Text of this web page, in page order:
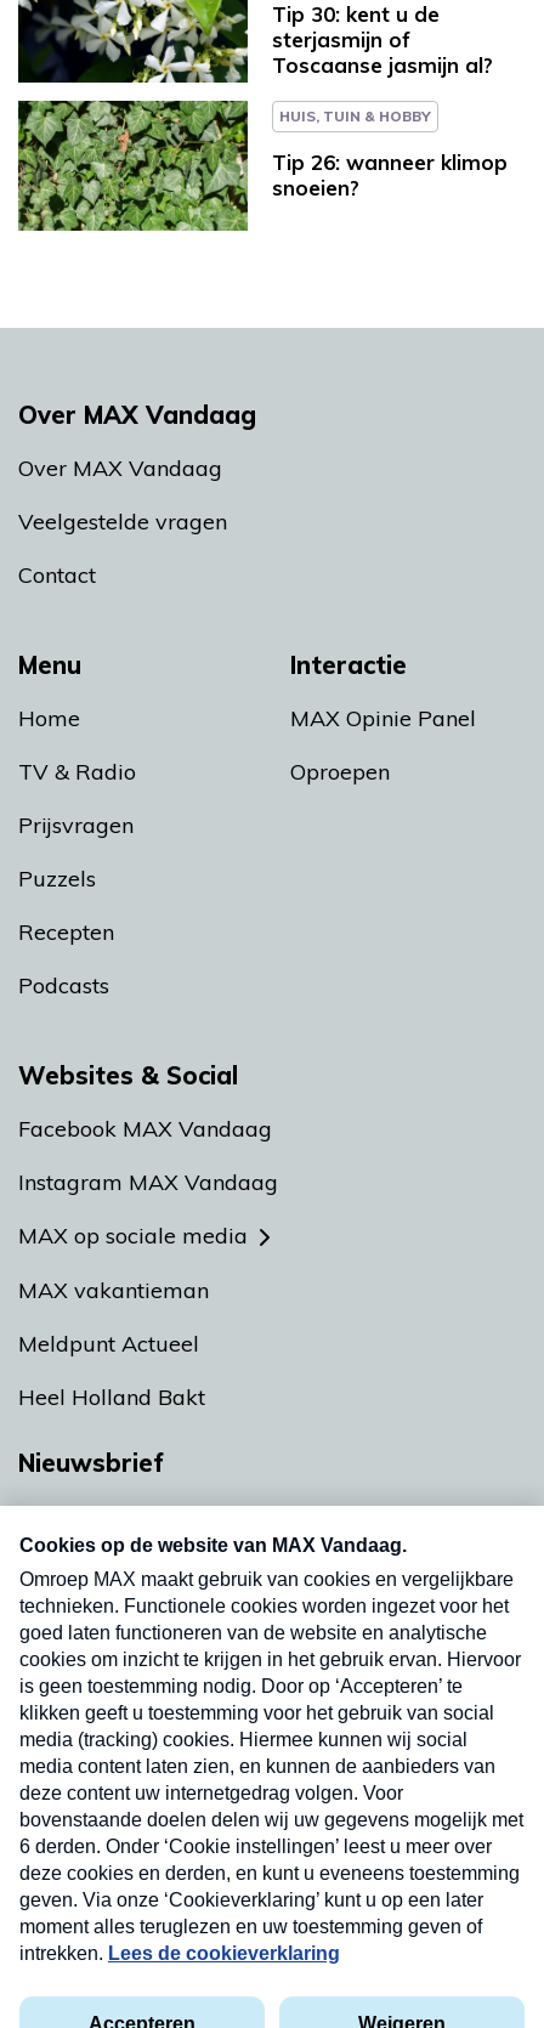
Tip 30: kent u de
sterjasmijn of
Toscaanse jasmijn al?
HUIS, TUIN & HOBBY
Tip 26: wanneer klimop
snoeien?
Menu
Home
TV & Radio
Prijsvragen
Puzzels
Recepten
Podcasts
Interactie
MAX Opinie Panel
Oproepen
Over MAX Vandaag
Over MAX Vandaag
Veelgestelde vragen
Contact
Websites & Social
Facebook MAX Vandaag
Instagram MAX Vandaag
MAX op sociale media
MAX vakantieman
Meldpunt Actueel
Heel Holland Bakt
Nieuwsbrief
nieuwsbrief. Elke vrijdag- en dinsdagochtend in
uw mailbox.
Verzend
Privacyverklaring
Cookieverklaring
Nieuwsbrief
Neem hier een gratis abonnement op onze
nieuwsbrief. Elke vrijdag- en dinsdagochtend in uw